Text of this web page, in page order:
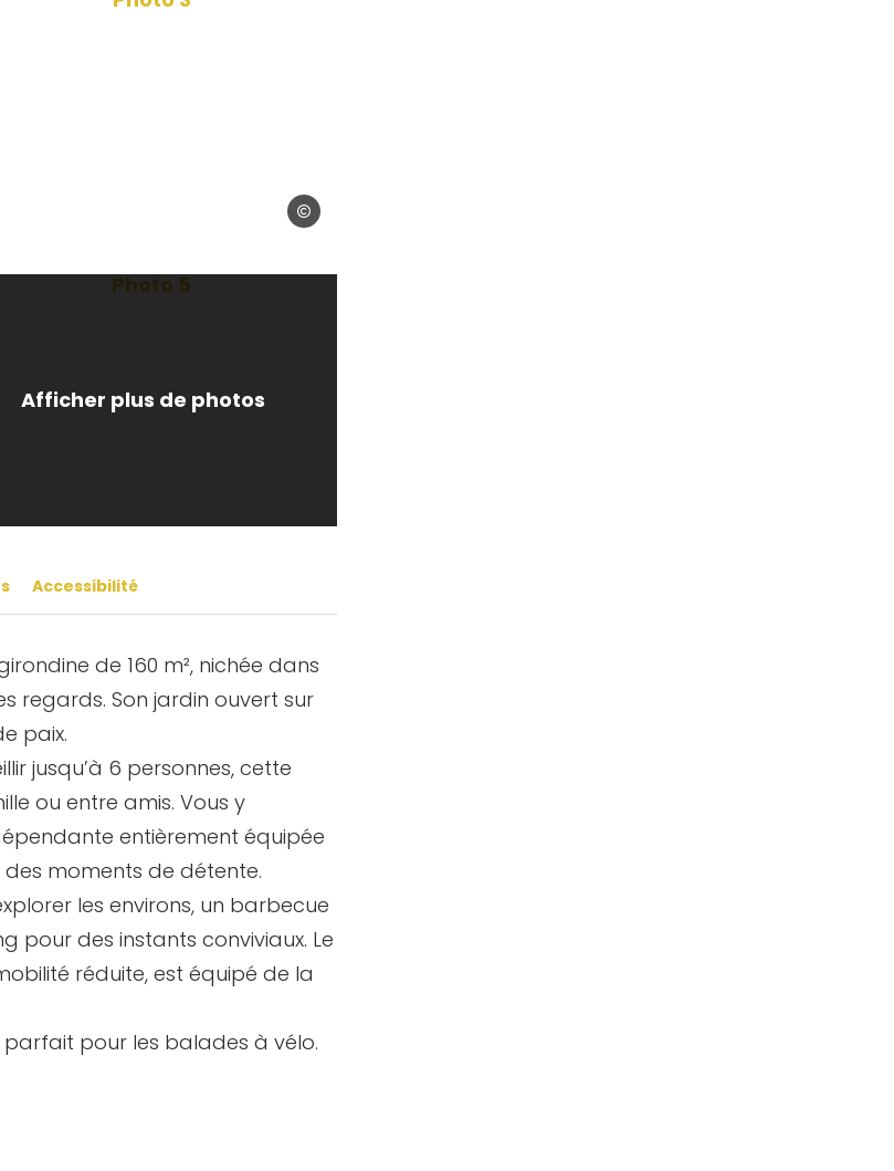
© Olivier Boisseau
Afficher plus de photos
Photo 5, © Mme Morvan – Gîte du Malbec
Accessibilité
de 160 m², nichée dans
regards. Son jardin ouvert sur
paix.
jusqu’à 6 personnes, cette
ou entre amis. Vous y
entièrement équipée
moments de détente.
les environs, un barbecue
pour des instants conviviaux. Le
réduite, est équipé de la
pour les balades à vélo.